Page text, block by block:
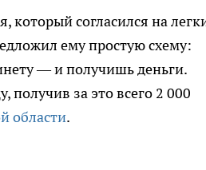
который согласился на
ему простую схему:
— и получишь деньги.
получив за это всего 2 000
области.